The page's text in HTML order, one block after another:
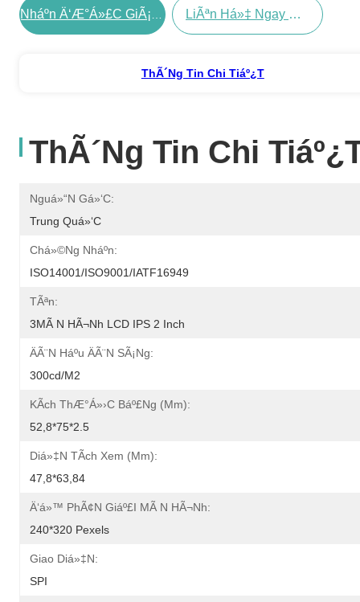
LiÃªn Há»‡ Ngay BÃ¢y Giá»
ThÃ´ng Tin Chi Tiáº¿t
ThÃ´ng Tin Chi
Nguá»“n Gá»‘c:
Trung Quá»‘c
Chá»©ng Nháº­n:
ISO14001/ISO9001/IATF16949
TÃªn:
3MÃ N HÃ¬nh LCD IPS 2 Inch
ÄÃ¨n Háº­u ÄÃ¨n SÃ¡ng:
300cd/m2
KÃ­ch ThÆ°á»›c Báº£ng (mm):
52,8*75*2.5
Diá»‡n TÃ­ch Xem (mm):
47,8*63,84
Ä‘á»™ PhÃ¢n Giáº£i MÃ N HÃ¬nh:
240*320 Pexels
Giao Diá»‡n:
SPI